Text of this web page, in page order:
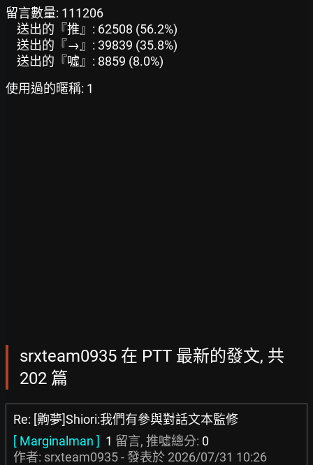
留言數量: 111206
送出的『推』: 62508 (56.2%)
送出的『→』: 39839 (35.8%)
送出的『噓』: 8859 (8.0%)
使用過的暱稱: 1
srxteam0935 在 PTT 最新的發文, 共
202 篇
Re: [齁夢]Shiori:我們有參與對話文本監修
[ Marginalman ] 1 留言, 推噓總分: 0
作者: srxteam0935 - 發表於 2026/07/31 10:26